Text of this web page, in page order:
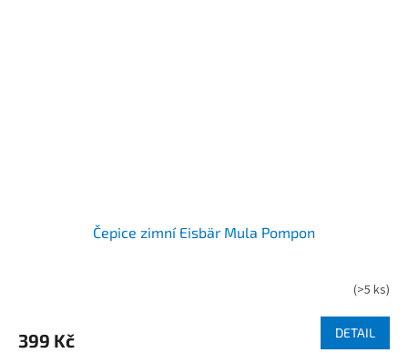
Čepice zimní Eisbär Mula Pompon
(>5 ks)
399 Kč DETAIL